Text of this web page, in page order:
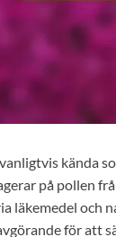
kända
på pollen
läkemedel och
för att